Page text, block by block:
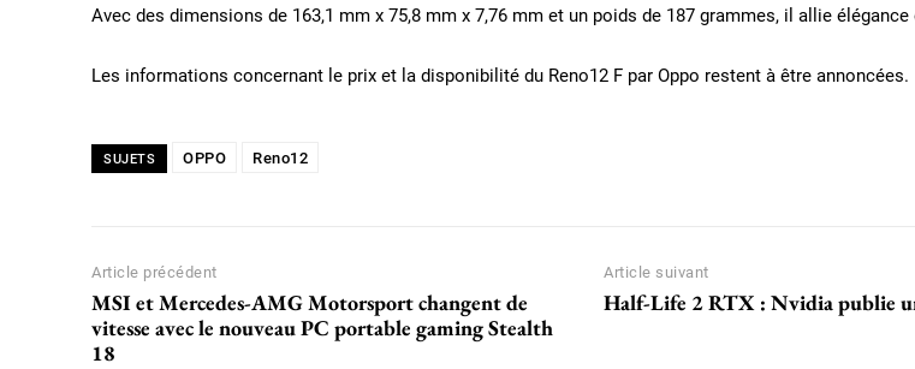
Avec des dimensions de 163,1 mm x 75,8 mm x 7,76 mm et un poids de 187 grammes, il allie
Les informations concernant le prix et la disponibilité du Reno12 F par Oppo restent à être annoncées.
SUJETS OPPO Reno12
Article précédent
MSI et Mercedes-AMG Motorsport changent de
vitesse avec le nouveau PC portable gaming Stealth
18
Article suivant
Half-Life 2 RTX : Nvidia publie